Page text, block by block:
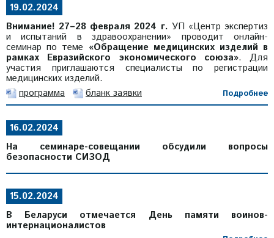
19.02.2024
Внимание! 27–28 февраля 2024 г. УП «Центр экспертиз
и испытаний в здравоохранении» проводит онлайн-
семинар по теме «Обращение медицинских изделий в
рамках Евразийского экономического союза». Для
участия приглашаются специалисты по регистрации
медицинских изделий.
программа
бланк заявки Подробнее
16.02.2024
На семинаре-совещании обсудили вопросы
безопасности СИЗОД
15.02.2024
В Беларуси отмечается День памяти воинов-
интернационалистов